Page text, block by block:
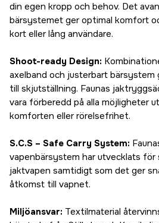
din egen kropp och behov. Det
bärsystemet ger optimal komfort
kort eller lång användare.
Shoot-ready Design:
axelband och justerbart bärsystem
till skjutställning. Faunas
vara förberedd på alla möjligheter
komforten eller rörelsefrihet.
S.C.S – Safe Carry System:
vapenbärsystem har utvecklats för
jaktvapen samtidigt som det ger
åtkomst till vapnet.
Miljöansvar: Textilmaterial